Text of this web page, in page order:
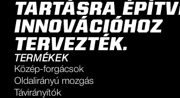
TARTÁSRA
INNOVÁCIÓHOZ
TERVEZTÉK.
TERMÉKEK
Közép-forgácsok
Oldalirányú mozgás
Távirányítók